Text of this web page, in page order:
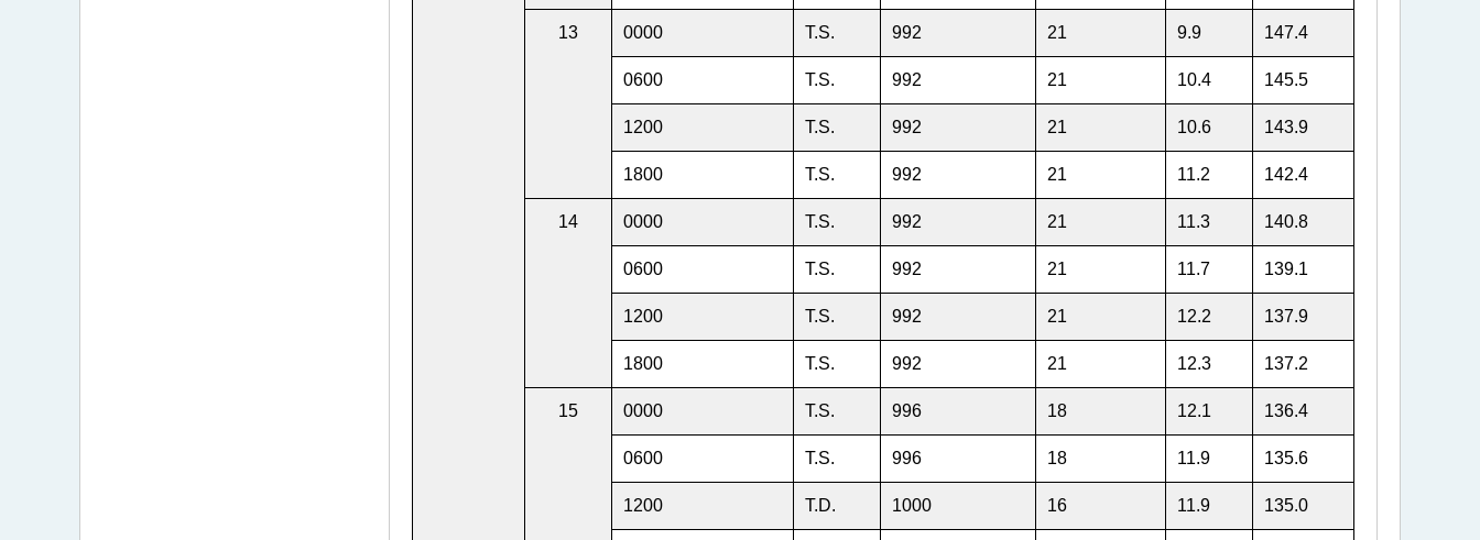
13 0000 T.S. 992 21 9.9 147.4
0600 T.S. 992 21 10.4 145.5
1200 T.S. 992 21 10.6 143.9
1800 T.S. 992 21 11.2 142.4
14 0000 T.S. 992 21 11.3 140.8
0600 T.S. 992 21 11.7 139.1
1200 T.S. 992 21 12.2 137.9
1800 T.S. 992 21 12.3 137.2
15 0000 T.S. 996 18 12.1 136.4
0600 T.S. 996 18 11.9 135.6
1200 T.D. 1000 16 11.9 135.0